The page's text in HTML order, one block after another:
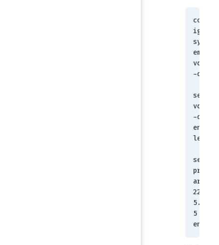
conf
ig
syst
em
vdom
-dns
set
vdom
-dns
enab
le
set
prim
ary
223.
5.5.
5
end